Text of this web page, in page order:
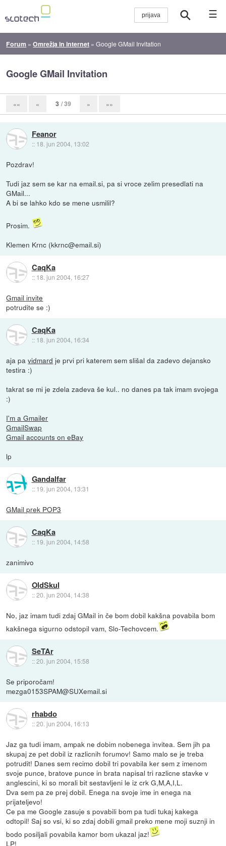
☰
Forum »Omrežja in internet »Google GMail Invitation
Google GMail Invitation
«« « 3 / 39 » »»
Feanor
:: 18. jun 2004, 13:02
Pozdrav!
Tudi jaz sem se kar na email.si, pa si vroce zelim presedlati na
GMail...
A bi se lahko kdo se mene usmilil?
Prosim.
Klemen Krnc (kkrnc@email.si)
CaqKa
:: 18. jun 2004, 16:27
Gmail invite
potrudite se :)
CaqKa
:: 18. jun 2004, 16:34
aja pavidmard je prvi pri katerem sem slišal da zadevo dejansko
testira :)
takrat se mi je zdela zadeva še kul.. no danes pa tak imam svojega
:)
I'm a Gmailer
GmailSwap
Gmail accounts on eBay
lp
Gandalfar
:: 19. jun 2004, 13:31
GMail prek POP3
CaqKa
:: 19. jun 2004, 14:58
zanimivo
OldSkul
::20. jun 2004, 14:38
No, jaz imam tudi zdaj GMail in če bom dobil kakšna povabila bom
kakšnega sigurno odstopil vam, Slo-Techovcem.
SeTAr
::20. jun 2004, 15:58
Se priporočam!
mezga0153SPAM@SUXemail.si
rhabdo
::20. jun 2004, 16:13
Jaz ga tudi imam, ampak ne dobim nobenega invitea. Sem jih pa
skupaj ze pet dobil iz razlicnih forumov! Samo malo se je treba
potrudit! Danes sem recimo dobil tri povabila ker sem z imenom
svoje punce, bratove punce in brata napisal tri razlicne stavke v
anglescini, ki so morali bit sestavljeni le iz crk G,M,A,I,L.
Dva sem pa ze prej dobil. Enega na svoje ime in enega na
prijateljevo!
Ce pa me Google zasuje s povabili bom pa tudi tukaj kakega
odtopil! Saj so vsi, ki so zdaj dobili gmail preko mene moji suznji in
bodo posiljali povabila kamor bom ukazal jaz!
LP!